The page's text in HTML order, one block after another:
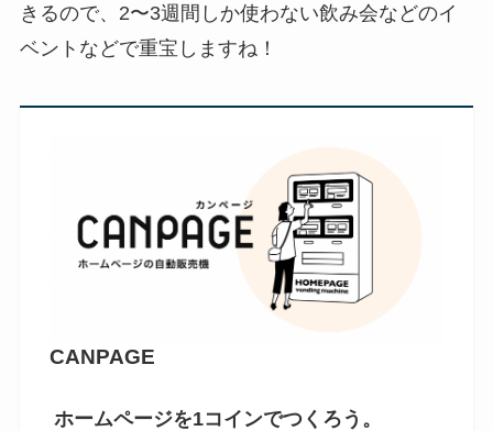
きるので、2〜3週間しか使わない飲み会などのイ
ベントなどで重宝しますね！
CANPAGE
ホームページを1コインでつくろう。